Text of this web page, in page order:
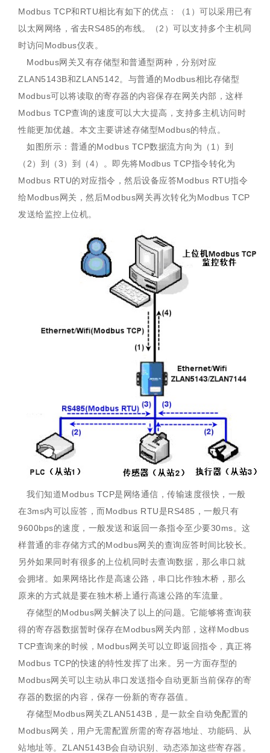
Modbus TCP和RTU相比有如下的优点：（1）可以采用已有
以太网网络，省去RS485的布线。（2）可以支持多个主机同
时访问Modbus仪表。
Modbus网关又有存储型和普通型两种，分别对应
ZLAN5143B和ZLAN5142。与普通的Modbus相比存储型
Modbus可以将读取的寄存器的内容保存在网关内部，这样
Modbus TCP查询的速度可以大大提高，支持多主机访问时
性能更加优越。本文主要讲述存储型Modbus的特点。
如图所示：普通的Modbus TCP数据流方向为（1）到
（2）到（3）到（4）。即先将Modbus TCP指令转化为
Modbus RTU的对应指令，然后设备应答Modbus RTU指令
给Modbus网关，然后Modbus网关再次转化为Modbus TCP
发送给监控上位机。
我们知道Modbus TCP是网络通信，传输速度很快，一般
在3ms内可以应答，而Modbus RTU是RS485，一般只有
9600bps的速度，一般发送和返回一条指令至少要30ms。这
样普通的非存储方式的Modbus网关的查询应答时间比较长。
另外如果同时有很多的上位机同时去查询数据，那么串口就
会拥堵。如果网络比作是高速公路，串口比作独木桥，那么
原来的方式就是要在独木桥上通行高速公路的车流量。
存储型的Modbus网关解决了以上的问题。它能够将查询获
得的寄存器数据暂时保存在Modbus网关内部，这样Modbus
TCP查询来的时候，Modbus网关可以立即返回指令，真正将
Modbus TCP的快速的特性发挥了出来。另一方面存型的
Modbus网关可以主动从串口发送指令自动更新当前保存的寄
存器的数据的内容，保存一份新的寄存器值。
存储型Modbus网关ZLAN5143B，是一款全自动免配置的
Modbus网关，用户无需配置所需的寄存器地址、功能码、从
站地址等。ZLAN5143B会自动识别、动态添加这些寄存器。